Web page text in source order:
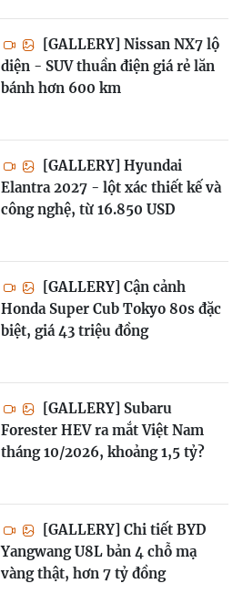
[GALLERY] Nissan NX7 lộ
diện - SUV thuần điện giá rẻ lăn
bánh hơn 600 km
[GALLERY] Hyundai
Elantra 2027 - lột xác thiết kế và
công nghệ, từ 16.850 USD
[GALLERY] Cận cảnh
Honda Super Cub Tokyo 80s đặc
biệt, giá 43 triệu đồng
[GALLERY] Subaru
Forester HEV ra mắt Việt Nam
tháng 10/2026, khoảng 1,5 tỷ?
[GALLERY] Chi tiết BYD
Yangwang U8L bản 4 chỗ mạ
vàng thật, hơn 7 tỷ đồng